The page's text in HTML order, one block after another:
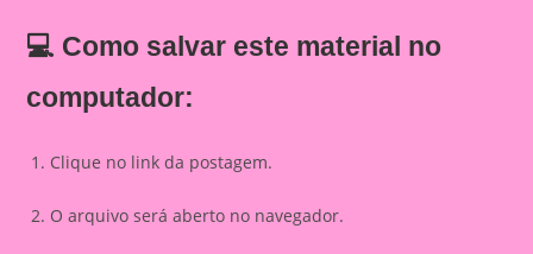
💻 Como salvar este material no
computador:
Clique no link da postagem.
O arquivo será aberto no navegador.